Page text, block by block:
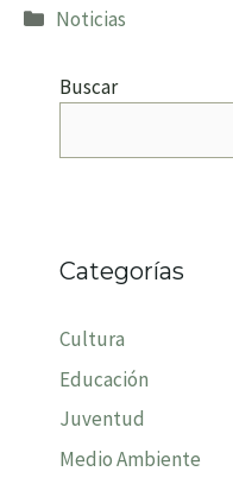
Categorías
Noticias
Buscar
Categorías
Cultura
Educación
Juventud
Medio Ambiente